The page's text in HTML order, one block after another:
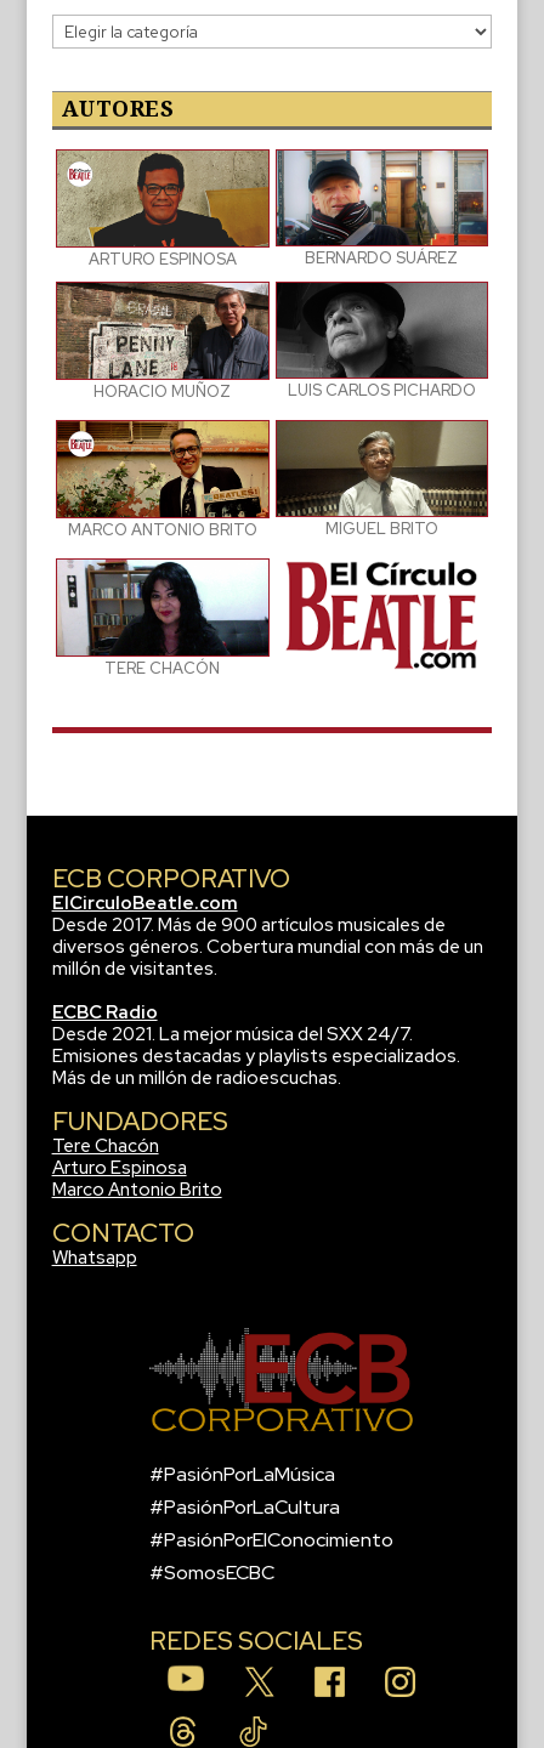
Categorías
de
publicaciones
AUTORES
ARTURO ESPINOSA BERNARDO SUÁREZ
HORACIO MUÑOZ LUIS CARLOS PICHARDO
MARCO ANTONIO BRITO MIGUEL BRITO
TERE CHACÓN
ECB CORPORATIVO
ElCirculoBeatle.com
Desde 2017. Más de 900 artículos musicales de
diversos géneros. Cobertura mundial con más de un
millón de visitantes.
ECBC Radio
Desde 2021. La mejor música del SXX 24/7.
Emisiones destacadas y playlists especializados.
Más de un millón de radioescuchas.
FUNDADORES
Tere Chacón
Arturo Espinosa
Marco Antonio Brito
CONTACTO
Whatsapp
#PasiónPorLaMúsica
#PasiónPorLaCultura
#PasiónPorElConocimiento
#SomosECBC
REDES SOCIALES